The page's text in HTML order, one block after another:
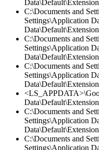
C:\Documents and
Settings\Application
C:\Documents and
Settings\Application
C:\Documents and
Settings\Application
C:\Documents and
Settings\Application
C:\Documents and
Settings\Application